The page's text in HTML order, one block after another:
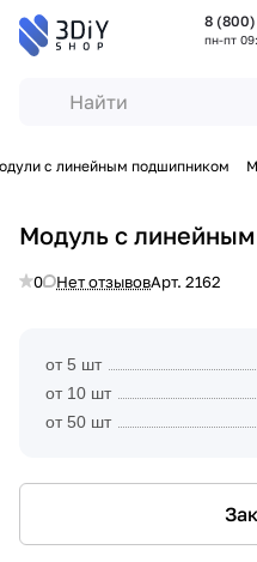
8
пн-пт
с линейным подшипником
Модуль с
0 Нет отзывовАрт. 2162
от 5 шт
от 10 шт
от 50 шт